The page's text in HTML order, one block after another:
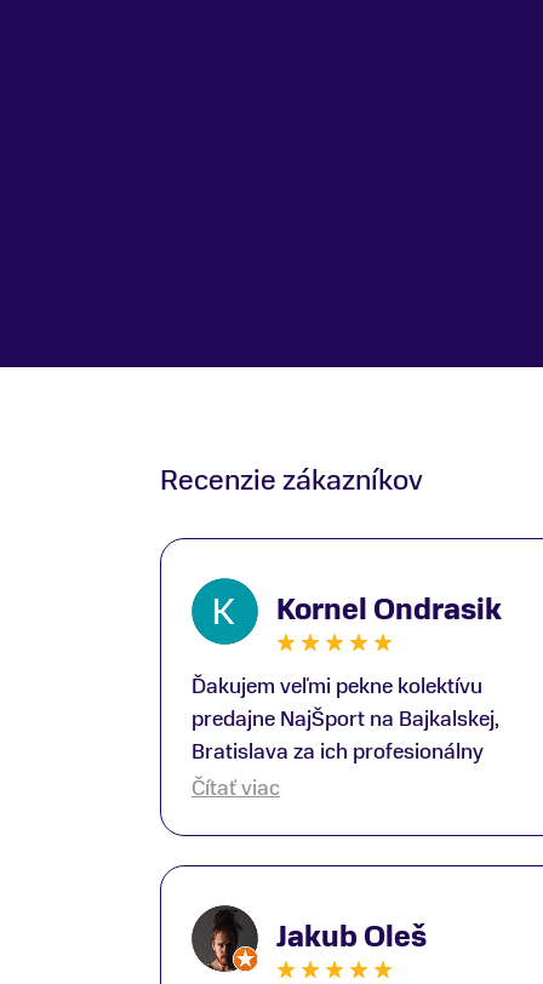
Recenzie zákazníkov
Kornel Ondrasik
Ďakujem veľmi pekne kolektívu
predajne NajŠport na Bajkalskej,
Bratislava za ich profesionálny
prístup k zákazníkom; Zvlášť
ako aj prilby.. všetko značka Atomic;
Pán Martin Guniš mi svojou
Čítať viac
Jakub Oleš